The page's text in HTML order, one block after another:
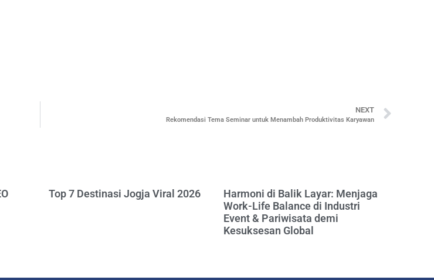
NEXT
Rekomendasi Tema Seminar untuk Menambah Produktivitas Karyawan
Top 7 Destinasi Jogja Viral 2026
Harmoni di Balik Layar: Menjaga
Work-Life Balance di Industri
Event & Pariwisata demi
Kesuksesan Global